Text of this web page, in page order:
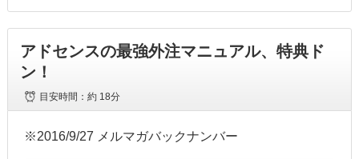
アドセンスの最強外注マニュアル、特典ド
ン！
目安時間：約 18分
※2016/9/27 メルマガバックナンバー